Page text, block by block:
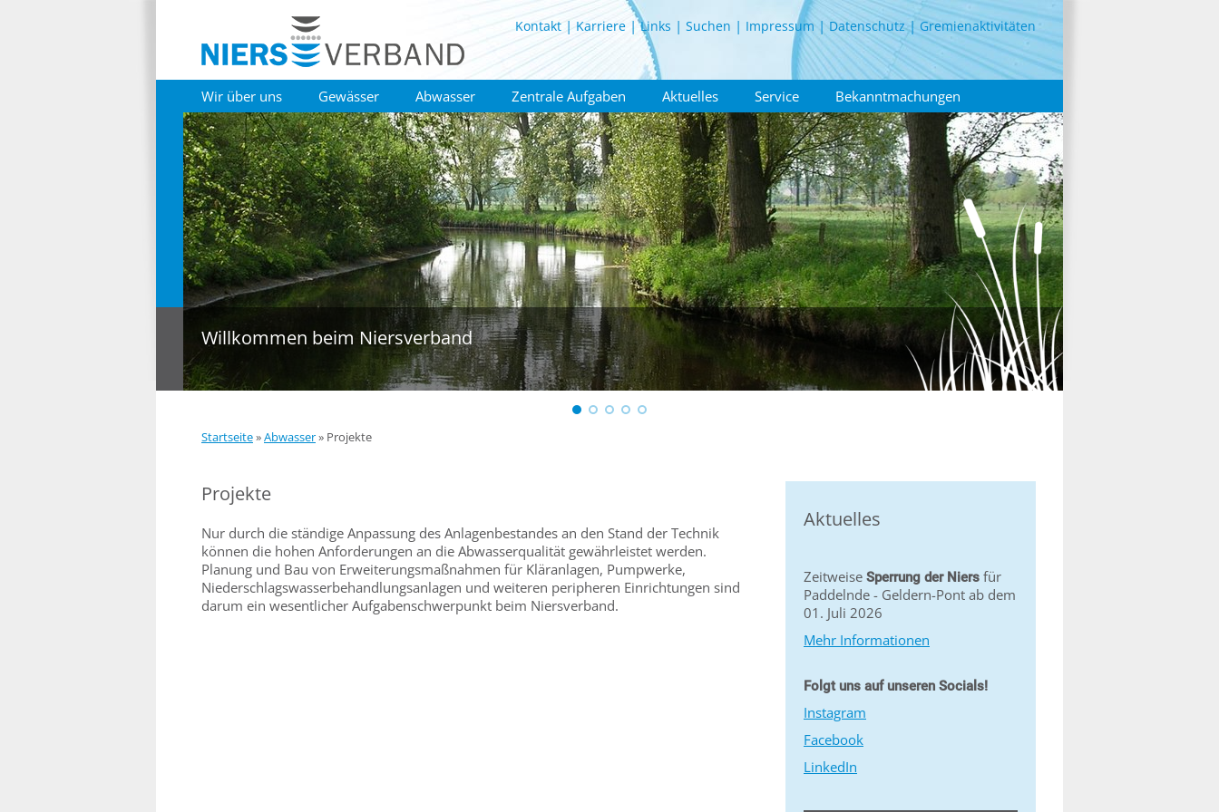
Kontakt Karriere Links Suchen Impressum Datenschutz Gremienaktivitäten
Wir über uns Gewässer Abwasser Zentrale Aufgaben Aktuelles Service Bekanntmachungen
Willkommen beim Niersverband
Startseite»Abwasser» Projekte
Projekte
Nur durch die ständige Anpassung des Anlagenbestandes an den Stand der Technik
können die hohen Anforderungen an die Abwasserqualität gewährleistet werden.
Planung und Bau von Erweiterungsmaßnahmen für Kläranlagen, Pumpwerke,
Niederschlagswasserbehandlungsanlagen und weiteren peripheren Einrichtungen sind
darum ein wesentlicher Aufgabenschwerpunkt beim Niersverband.
Aktuelles
Zeitweise Sperrung der Niers für
Paddelnde - Geldern-Pont ab dem
01. Juli 2026
Mehr Informationen
Folgt uns auf unseren Socials!
Instagram
Facebook
LinkedIn